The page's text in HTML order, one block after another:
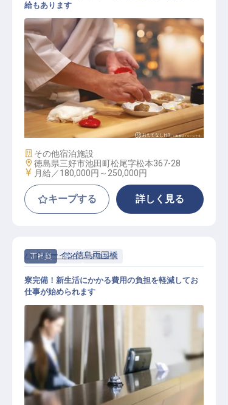
和食調理
給もあります
施設業態
その他宿泊施設
勤務地
徳島県三好市池田町松尾字松本367-28
給与
月給／180,000円～ 250,000円
キープする 詳しく見る
正社員 宿泊 フロント
フロント
ハイパーイン徳島両国橋
寮完備！新生活にかかる費用の負担を軽減してお
仕事が始められます